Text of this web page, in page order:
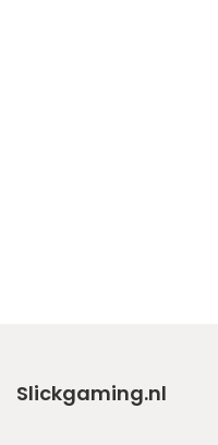
Slickgaming.nl